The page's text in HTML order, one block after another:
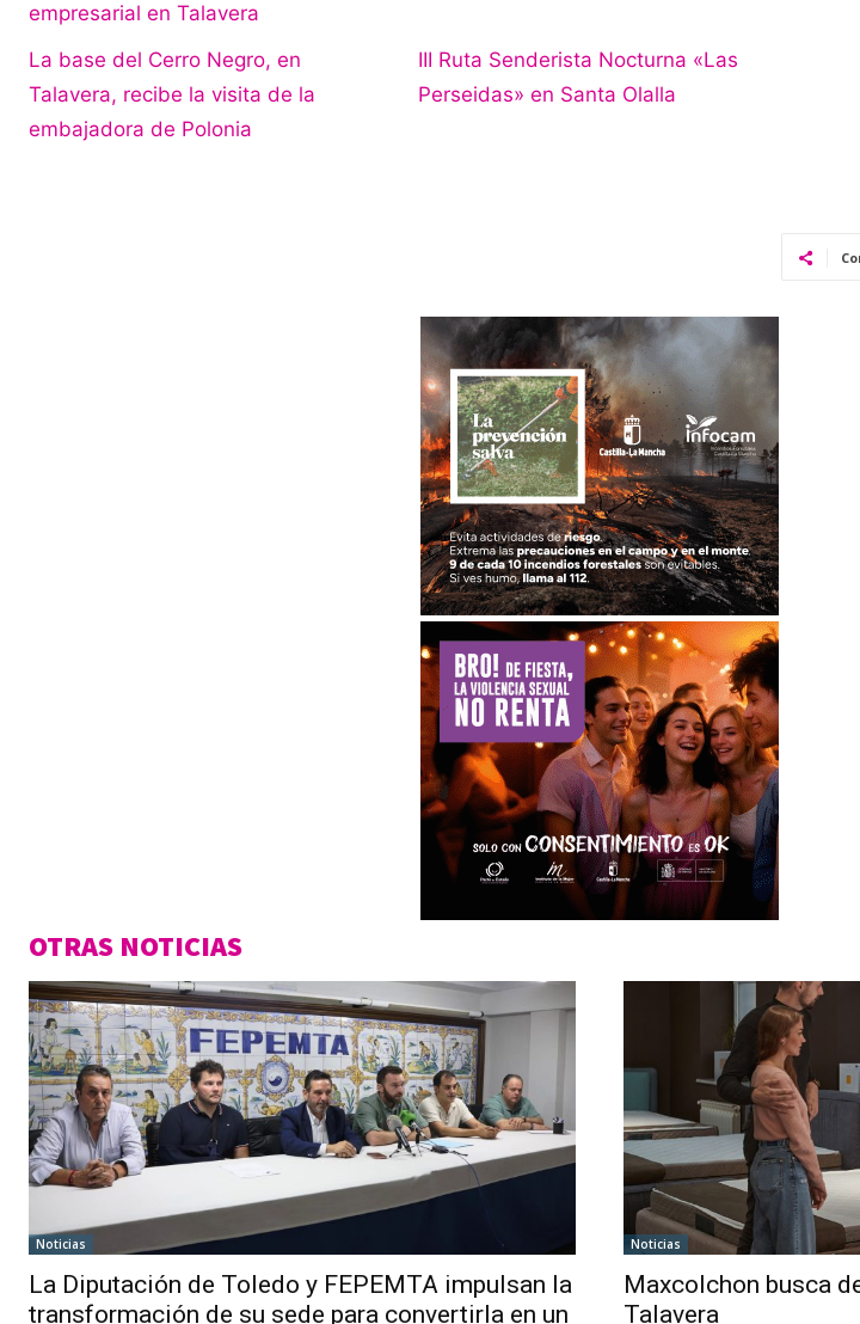
empresarial en Talavera
La base del Cerro Negro, en
Talavera, recibe la visita de la
embajadora de Polonia
III Ruta Senderista Nocturna «Las
Perseidas» en Santa Olalla
OTRAS NOTICIAS
Noticias
La Diputación de Toledo y FEPEMTA impulsan la
transformación de su sede para convertirla en un
Noticias
Maxcolchon busca
Talavera